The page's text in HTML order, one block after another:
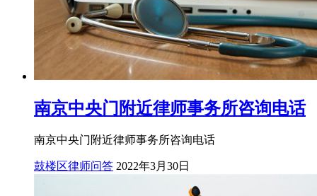
南京中央门附近律师事务所咨询电话
南京中央门附近律师事务所咨询电话
鼓楼区律师问答 2022年3月30日